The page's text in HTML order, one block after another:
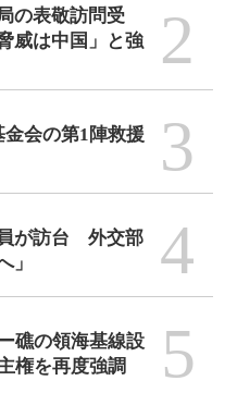
の表敬訪問受
威は中国」と強
2
金会の第1陣救援
3
が訪台 外交部
」
4
礁の領海基線設
権を再度強調
5